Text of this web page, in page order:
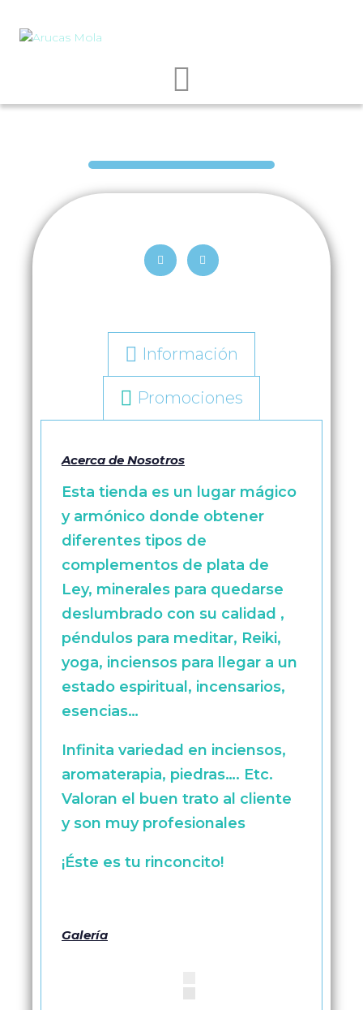
Información
Promociones
Acerca de Nosotros
Esta tienda es un lugar mágico
y armónico donde obtener
diferentes tipos de
complementos de plata de
Ley, minerales para quedarse
deslumbrado con su calidad ,
péndulos para meditar, Reiki,
yoga, inciensos para llegar a un
estado espiritual, incensarios,
esencias…
Infinita variedad en inciensos,
aromaterapia, piedras…. Etc.
Valoran el buen trato al cliente
y son muy profesionales
¡Éste es tu rinconcito!
Galería